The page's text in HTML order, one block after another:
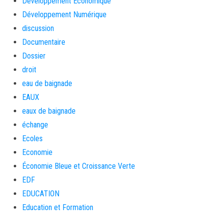
Développement Numérique
discussion
Documentaire
Dossier
droit
eau de baignade
EAUX
eaux de baignade
échange
Ecoles
Economie
Économie Bleue et Croissance Verte
EDF
EDUCATION
Education et Formation